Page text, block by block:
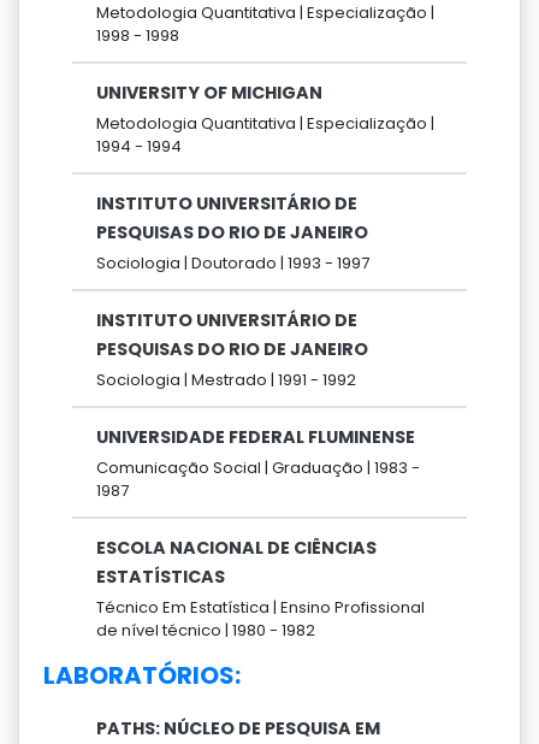
Metodologia Quantitativa | Especialização |
1998 - 1998
UNIVERSITY OF MICHIGAN
Metodologia Quantitativa | Especialização |
1994 - 1994
INSTITUTO UNIVERSITÁRIO DE
PESQUISAS DO RIO DE JANEIRO
Sociologia | Doutorado | 1993 - 1997
INSTITUTO UNIVERSITÁRIO DE
PESQUISAS DO RIO DE JANEIRO
Sociologia | Mestrado | 1991 - 1992
UNIVERSIDADE FEDERAL FLUMINENSE
Comunicação Social | Graduação | 1983 -
1987
ESCOLA NACIONAL DE CIÊNCIAS
ESTATÍSTICAS
Técnico Em Estatística | Ensino Profissional
de nível técnico | 1980 - 1982
LABORATÓRIOS:
PATHS: NÚCLEO DE PESQUISA EM